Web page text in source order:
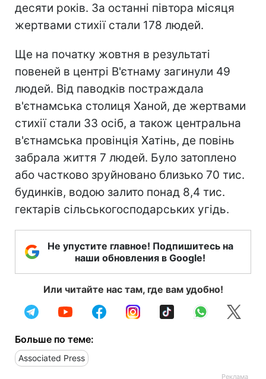
десяти років. За останні півтора місяця
жертвами стихії стали 178 людей.
Ще на початку жовтня в результаті
повеней в центрі В'єтнаму загинули 49
людей. Від паводків постраждала
в'єтнамська столиця Ханой, де жертвами
стихії стали 33 осіб, а також центральна
в'єтнамська провінція Хатінь, де повінь
забрала життя 7 людей. Було затоплено
або частково зруйновано близько 70 тис.
будинків, водою залито понад 8,4 тис.
гектарів сільськогосподарських угідь.
Не упустите главное! Подпишитесь на
наши обновления в Google!
Или читайте нас там, где вам удобно!
Больше по теме:
Associated Press